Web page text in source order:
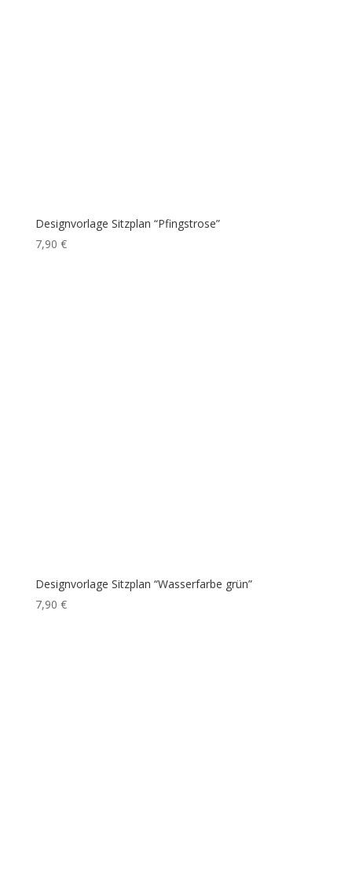
Designvorlage Sitzplan “Pfingstrose”
7,90 €
Designvorlage Sitzplan “Wasserfarbe grün”
7,90 €